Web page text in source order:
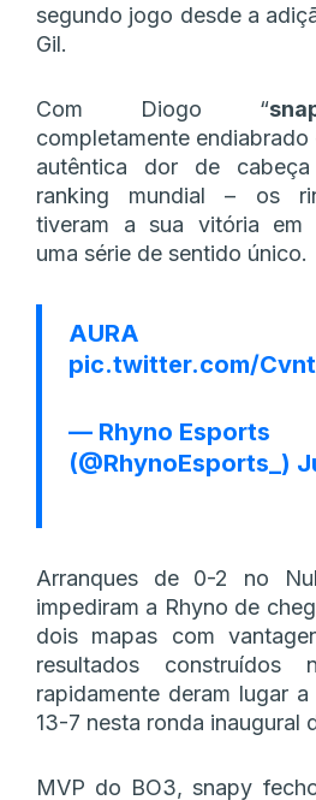
segundo jogo desde a
Gil.
Com Diogo “
completamente
autêntica dor de
ranking mundial – os
tiveram a sua vitória em
uma série de sentido único.
AURA
pic.twitter.com/
— Rhyno Esports
(@RhynoEsports_)
Arranques de 0-2 no
impediram a Rhyno de
dois mapas com
resultados
rapidamente deram lugar
13-7 nesta ronda inaugural
MVP do BO3, snapy